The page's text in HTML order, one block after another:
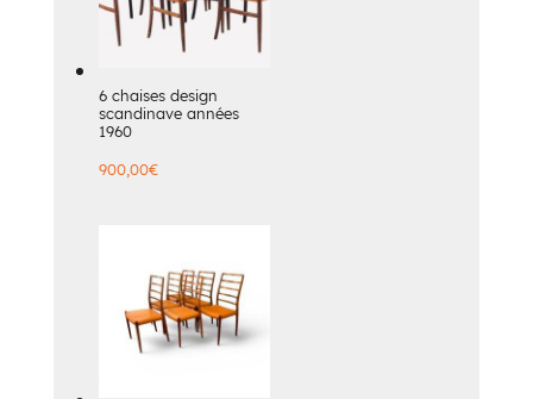
6 chaises design
scandinave années
1960
900,00€